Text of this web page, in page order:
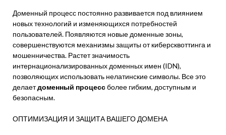
Доменный процесс постоянно развивается под влиянием
новых технологий и изменяющихся потребностей
пользователей. Появляются новые доменные зоны,
совершенствуются механизмы защиты от киберсквоттинга и
мошенничества. Растет значимость
интернационализированных доменных имен (IDN),
позволяющих использовать нелатинские символы. Все это
делаетдоменный процессболее гибким, доступным и
безопасным.
ОПТИМИЗАЦИЯ И ЗАЩИТА ВАШЕГО ДОМЕНА